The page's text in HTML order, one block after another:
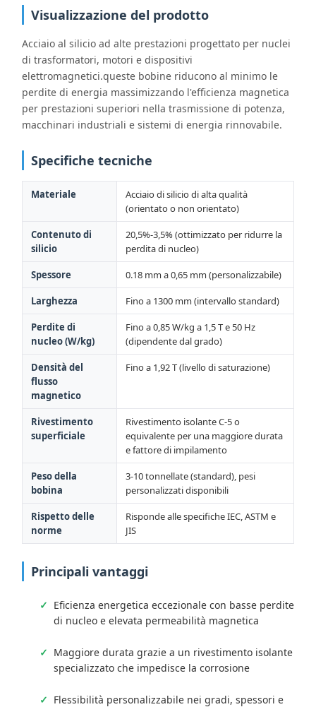
Visualizzazione del prodotto
Acciaio al silicio ad alte prestazioni progettato per nuclei
di trasformatori, motori e dispositivi
elettromagnetici.queste bobine riducono al minimo le
perdite di energia massimizzando l'efficienza magnetica
per prestazioni superiori nella trasmissione di potenza,
macchinari industriali e sistemi di energia rinnovabile.
Specifiche tecniche
Materiale
Acciaio di silicio di alta qualità
(orientato o non orientato)
Contenuto di
silicio
20,5%-3,5% (ottimizzato per ridurre la
perdita di nucleo)
Spessore 0.18 mm a 0,65 mm (personalizzabile)
Larghezza Fino a 1300 mm (intervallo standard)
Perdite di
nucleo (W/kg)
Fino a 0,85 W/kg a 1,5 T e 50 Hz
(dipendente dal grado)
Densità del
flusso
magnetico
Fino a 1,92 T (livello di saturazione)
Rivestimento
superficiale
Rivestimento isolante C-5 o
equivalente per una maggiore durata
e fattore di impilamento
Peso della
bobina
3-10 tonnellate (standard), pesi
personalizzati disponibili
Rispetto delle
norme
Risponde alle specifiche IEC, ASTM e
JIS
Principali vantaggi
Eficienza energetica eccezionale con basse perdite
di nucleo e elevata permeabilità magnetica
Maggiore durata grazie a un rivestimento isolante
specializzato che impedisce la corrosione
Flessibilità personalizzabile nei gradi, spessori e